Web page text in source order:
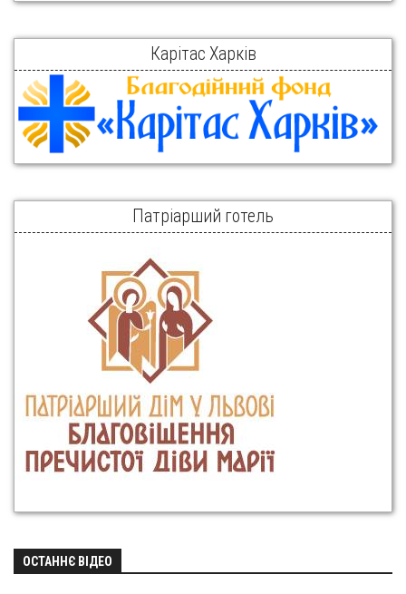
Карітас Харків
Патріарший готель
ОСТАННЄ ВІДЕО